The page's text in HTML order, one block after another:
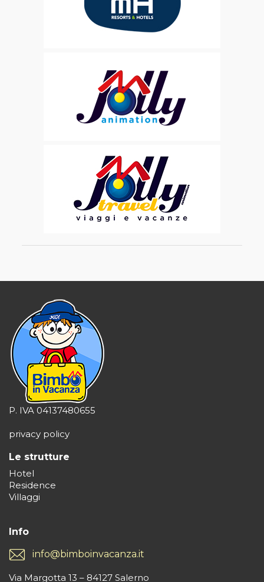
P. IVA 04137480655
privacy policy
Le strutture
Hotel
Residence
Villaggi
Info
info@bimboinvacanza.it
Via Margotta 13 – 84127 Salerno